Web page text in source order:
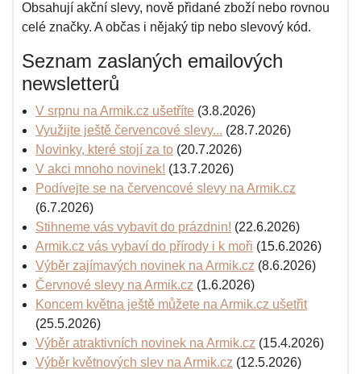
Obsahují akční slevy, nově přidané zboží nebo rovnou
celé značky. A občas i nějaký tip nebo slevový kód.
Seznam zaslaných emailových
newsletterů
V srpnu na Armik.cz ušetříte (3.8.2026)
Využijte ještě červencové slevy... (28.7.2026)
Novinky, které stojí za to (20.7.2026)
V akci mnoho novinek! (13.7.2026)
Podívejte se na červencové slevy na Armik.cz
(6.7.2026)
Stihneme vás vybavit do prázdnin! (22.6.2026)
Armik.cz vás vybaví do přírody i k moři (15.6.2026)
Výběr zajímavých novinek na Armik.cz (8.6.2026)
Červnové slevy na Armik.cz (1.6.2026)
Koncem května ještě můžete na Armik.cz ušetřit
(25.5.2026)
Výběr atraktivních novinek na Armik.cz (15.4.2026)
Výběr květnových slev na Armik.cz (12.5.2026)